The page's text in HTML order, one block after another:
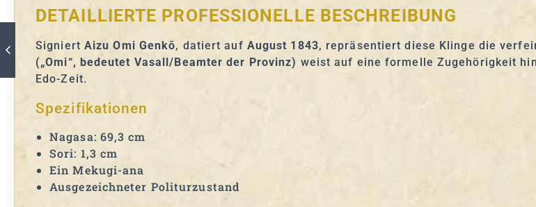
DETAILLIERTE PROFESSIONELLE BESCHREIBUNG
Signiert Aizu Omi Genkō, datiert auf August 1843, repräsentiert diese Klinge die
(„Omi“, bedeutet Vasall/Beamter der Provinz) weist auf eine formelle Zugehörigkeit
Edo-Zeit.
Spezifikationen
Nagasa: 69,3 cm
Sori: 1,3 cm
Ein Mekugi-ana
Ausgezeichneter Politurzustand